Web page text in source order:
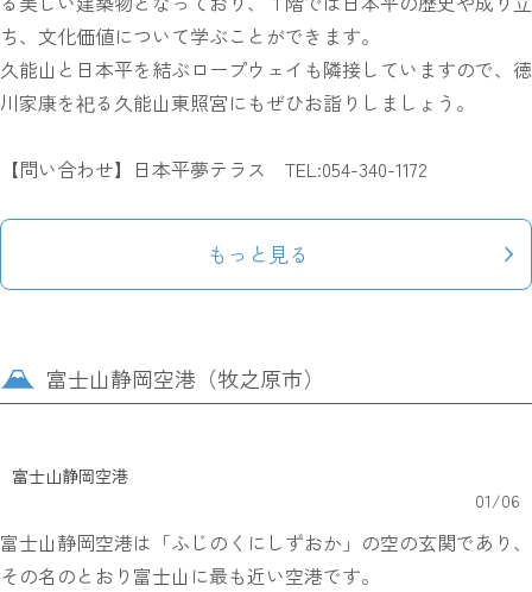
ち、文化価値について学ぶことができます。
久能山と日本平を結ぶロープウェイも隣接していますので、徳
川家康を祀る久能山東照宮にもぜひお詣りしましょう。
【問い合わせ】日本平夢テラス TEL:054-340-1172
もっと見る
富士山静岡空港（牧之原市）
富士山静岡空港
01/06
富士山静岡空港は「ふじのくにしずおか」の空の玄関であり、
その名のとおり富士山に最も近い空港です。